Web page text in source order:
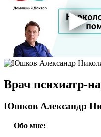
Врач психиатр-
Юшков Александр
Обо мне: